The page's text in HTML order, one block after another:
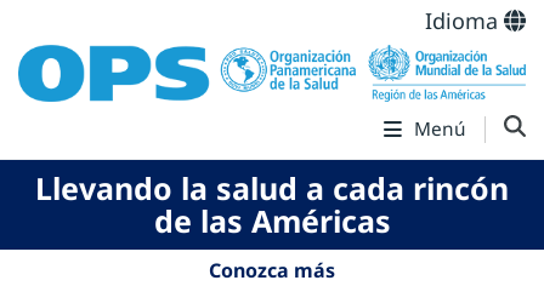
Idioma
Menú
Llevando la salud a cada rincón
de las Américas
Conozca más